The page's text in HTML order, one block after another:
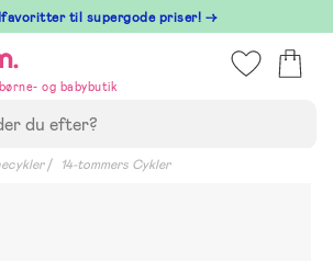
til supergode priser! →
og babybutik
14-tommers Cykler